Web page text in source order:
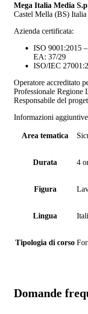
Mega Italia Media
Castel Mella (BS) Italia
Azienda certificata:
ISO 9001:2015
EA: 37/29
ISO/IEC
Operatore accreditato
Professionale Regione
Responsabile del
Informazioni aggiuntive
Area tematica
Durata 4
Figura
Lingua
Tipologia di corso
Domande